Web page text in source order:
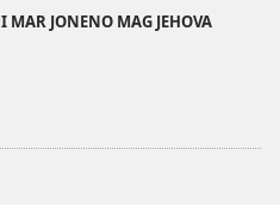
Ketho
Nyal
JONENO MAG JEHOVA